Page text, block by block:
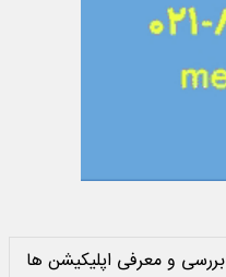
بررسی و معرفی اپلیکیشن ها